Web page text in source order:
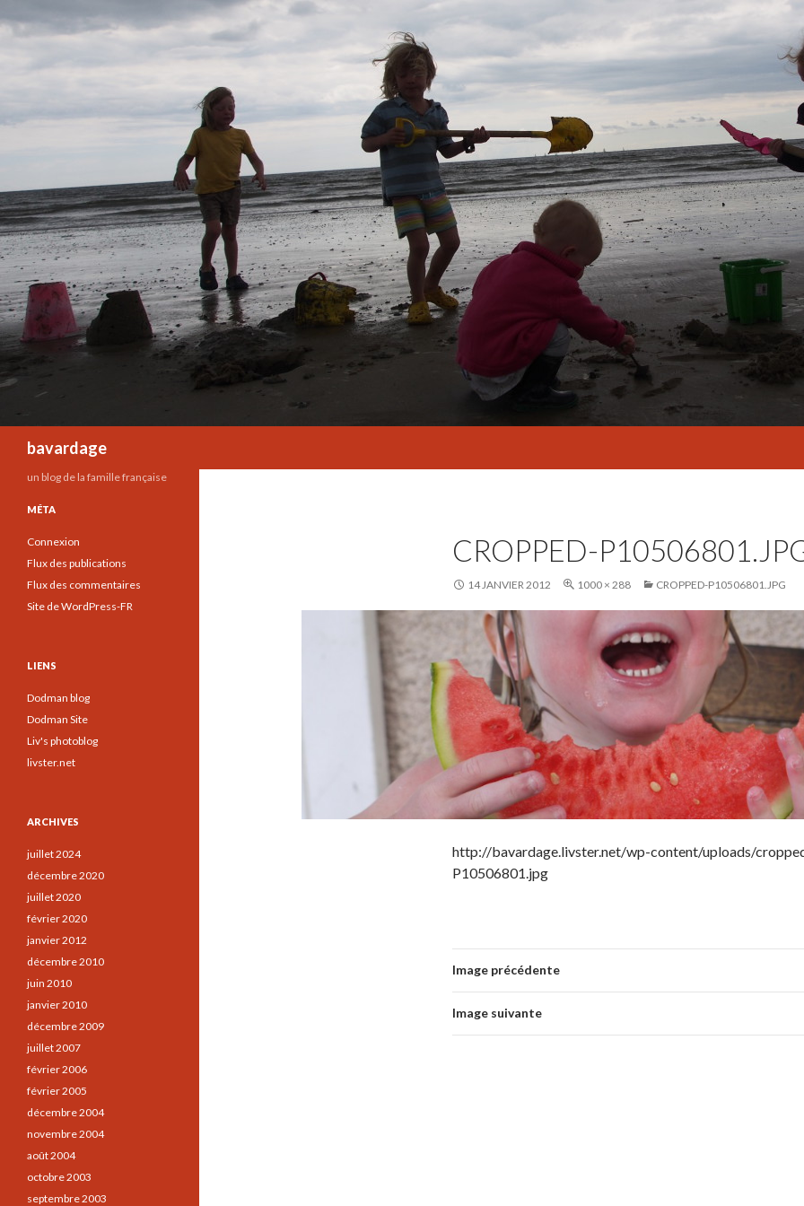
bavardage
CROPPED-
14 JANVIER 2012 1000 × 288 CROPPED-P10506801.JPG
http://bavardage.livster.net/wp-content/uploads/
P10506801.jpg
Image précédente
Image suivante
un blog de la famille française
MÉTA
Connexion
Flux des publications
Flux des commentaires
Site de WordPress-FR
LIENS
Dodman blog
Dodman Site
Liv's photoblog
livster.net
ARCHIVES
juillet 2024
décembre 2020
juillet 2020
février 2020
janvier 2012
décembre 2010
juin 2010
janvier 2010
décembre 2009
juillet 2007
février 2006
février 2005
décembre 2004
novembre 2004
août 2004
octobre 2003
septembre 2003